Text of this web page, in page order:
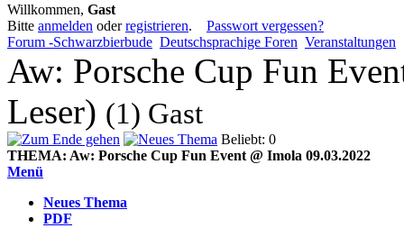
Willkommen, Gast
Bitte anmelden oderregistrieren. Passwort vergessen?
Forum -Schwarzbierbude Deutschsprachige Foren Veranstaltungen
Aw: Porsche Cup Fun
Leser) (1) Gast
Beliebt: 0
THEMA: Aw: Porsche Cup Fun Event @ Imola 09.03.2022
Menü
Neues Thema
PDF